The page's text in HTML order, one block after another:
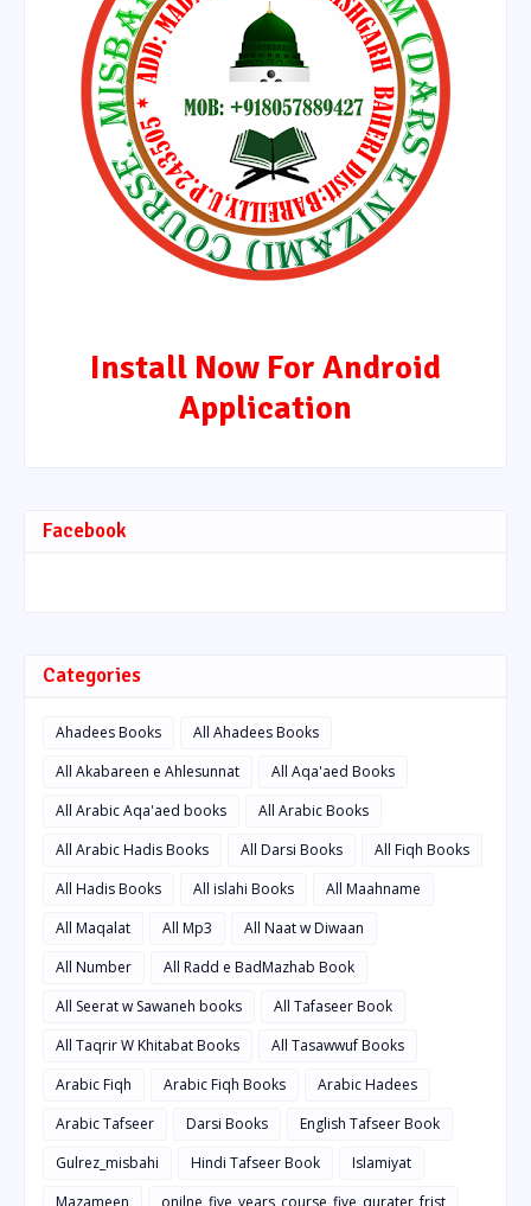
Install Now For Android
Application
Facebook
Categories
Ahadees Books
All Ahadees Books
All Akabareen e Ahlesunnat
All Aqa'aed Books
All Arabic Aqa'aed books
All Arabic Books
All Arabic Hadis Books
All Darsi Books
All Fiqh Books
All Hadis Books
All islahi Books
All Maahname
All Maqalat
All Mp3
All Naat w Diwaan
All Number
All Radd e BadMazhab Book
All Seerat w Sawaneh books
All Tafaseer Book
All Taqrir W Khitabat Books
All Tasawwuf Books
Arabic Fiqh
Arabic Fiqh Books
Arabic Hadees
Arabic Tafseer
Darsi Books
English Tafseer Book
Gulrez_misbahi
Hindi Tafseer Book
Islamiyat